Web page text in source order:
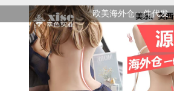
欧美海外仓一件代发